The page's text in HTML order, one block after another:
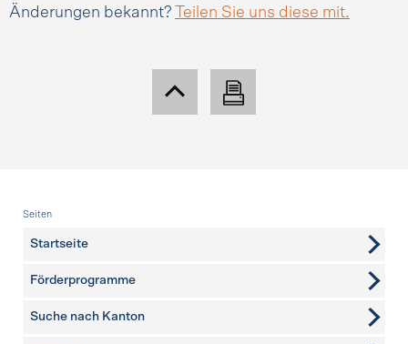
Änderungen bekannt?
Teilen Sie uns diese mit.
Fusszeile
Seiten
Startseite
Förderprogramme
Suche nach Kanton